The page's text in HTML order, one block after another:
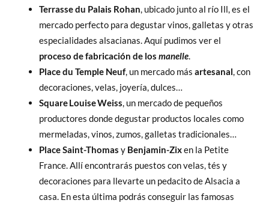
Terrasse du Palais Rohan, ubicado junto al río Ill, es el
mercado perfecto para degustar vinos, galletas y otras
especialidades alsacianas. Aquí pudimos ver el
proceso de fabricación de los manelle.
Place du Temple Neuf, un mercado más artesanal, con
decoraciones, velas, joyería, dulces…
Square Louise Weiss, un mercado de pequeños
productores donde degustar productos locales como
mermeladas, vinos, zumos, galletas tradicionales…
Place Saint-Thomas y Benjamin-Zixen la Petite
France. Allí encontrarás puestos con velas, tés y
decoraciones para llevarte un pedacito de Alsacia a
casa. En esta última podrás conseguir las famosas